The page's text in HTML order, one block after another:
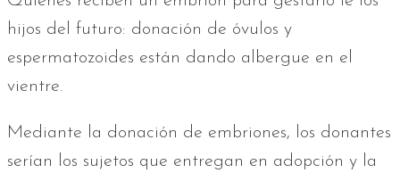
hijos del futuro: donación de óvulos y
espermatozoides están dando albergue en el
vientre.
Mediante la donación de embriones, los donantes
serían los sujetos que entregan en adopción y la